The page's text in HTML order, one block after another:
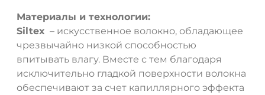
Материалы и технологии:
Siltex – искусственное волокно, обладающее
чрезвычайно низкой способностью
впитывать влагу. Вместе с тем благодаря
исключительно гладкой поверхности волокна
обеспечивают за счет капиллярного эффекта